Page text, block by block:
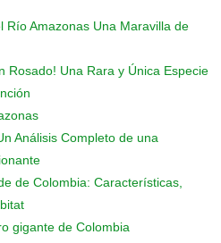
Río Amazonas Una Maravilla de
Rosado! Una Rara y Única Especie
Análisis Completo de una
de Colombia: Características,
gigante de Colombia